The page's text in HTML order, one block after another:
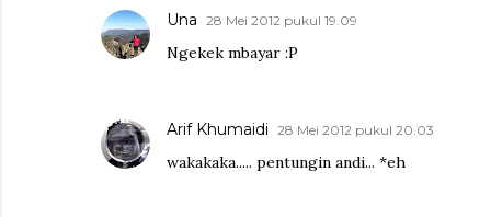
Una 28 Mei 2012 pukul 19.09
Ngekek mbayar :P
Arif Khumaidi 28 Mei 2012 pukul 20.03
wakakaka..... pentungin andi... *eh